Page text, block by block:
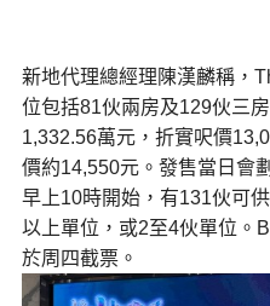
新地代理總經理陳漢麟稱，
位包括81伙兩房及129伙三
1,332.56萬元，折實呎價
價約14,550元。發售當日會
早上10時開始，有131伙可
以上單位，或2至4伙單位。
於周四截票。